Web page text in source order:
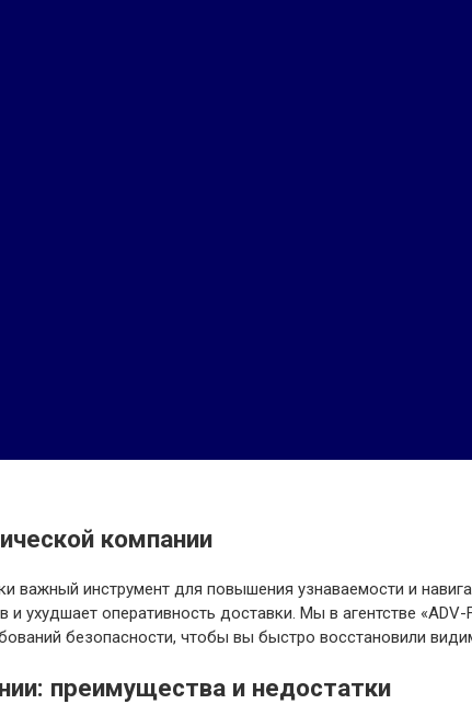
компании
важный инструмент для повышения узнаваемости и
ухудшает оперативность доставки. Мы в агентстве
безопасности, чтобы вы быстро восстановили
преимущества и недостатки